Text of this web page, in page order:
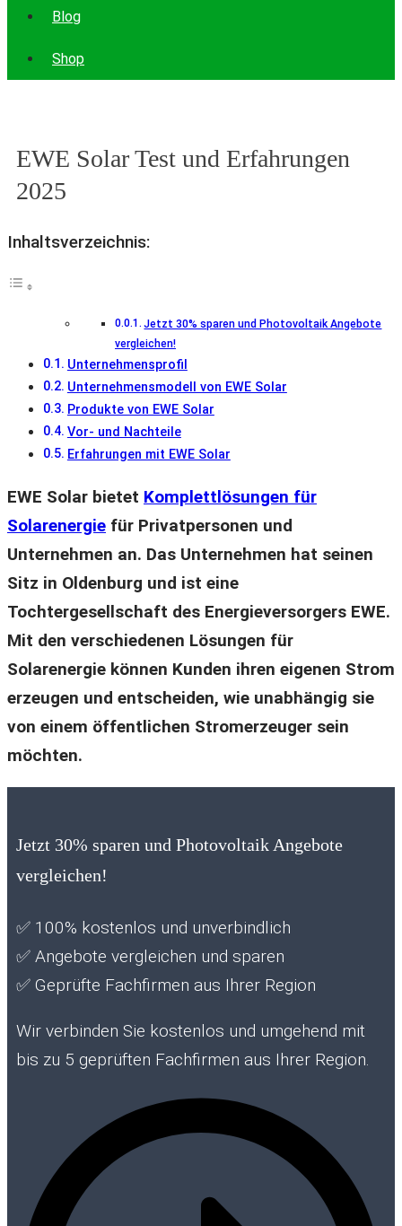
Blog
Shop
EWE Solar Test und Erfahrungen
2025
Inhaltsverzeichnis:
Jetzt 30% sparen und Photovoltaik Angebote
vergleichen!
Unternehmensprofil
Unternehmensmodell von EWE Solar
Produkte von EWE Solar
Vor- und Nachteile
Erfahrungen mit EWE Solar
EWE Solar bietet Komplettlösungen für
Solarenergie für Privatpersonen und
Unternehmen an. Das Unternehmen hat seinen
Sitz in Oldenburg und ist eine
Tochtergesellschaft des Energieversorgers EWE.
Mit den verschiedenen Lösungen für
Solarenergie können Kunden ihren eigenen Strom
erzeugen und entscheiden, wie unabhängig sie
von einem öffentlichen Stromerzeuger sein
möchten.
Jetzt 30% sparen und Photovoltaik Angebote
vergleichen!
✅ 100% kostenlos und unverbindlich
✅ Angebote vergleichen und sparen
✅ Geprüfte Fachfirmen aus Ihrer Region
Wir verbinden Sie kostenlos und umgehend mit
bis zu 5 geprüften Fachfirmen aus Ihrer Region.